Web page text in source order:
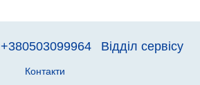
+380503099964 Відділ сервісу
Контакти